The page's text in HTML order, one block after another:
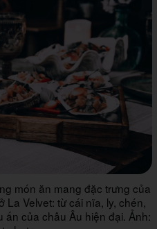
món ăn mang đặc trưng của
La Velvet: từ cái nĩa, ly, chén,
của châu Âu hiện đại. Ảnh: